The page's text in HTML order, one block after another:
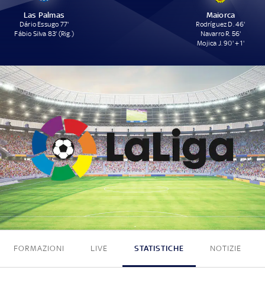
Las Palmas
Dário Essugo 77'
Fábio Silva 83' (Rig.)
Maiorca
Rodríguez D. 46'
Navarro R. 56'
Mojica J. 90' + 1'
2 - 3
FORMAZIONI LIVE STATISTICHE NOTIZIE